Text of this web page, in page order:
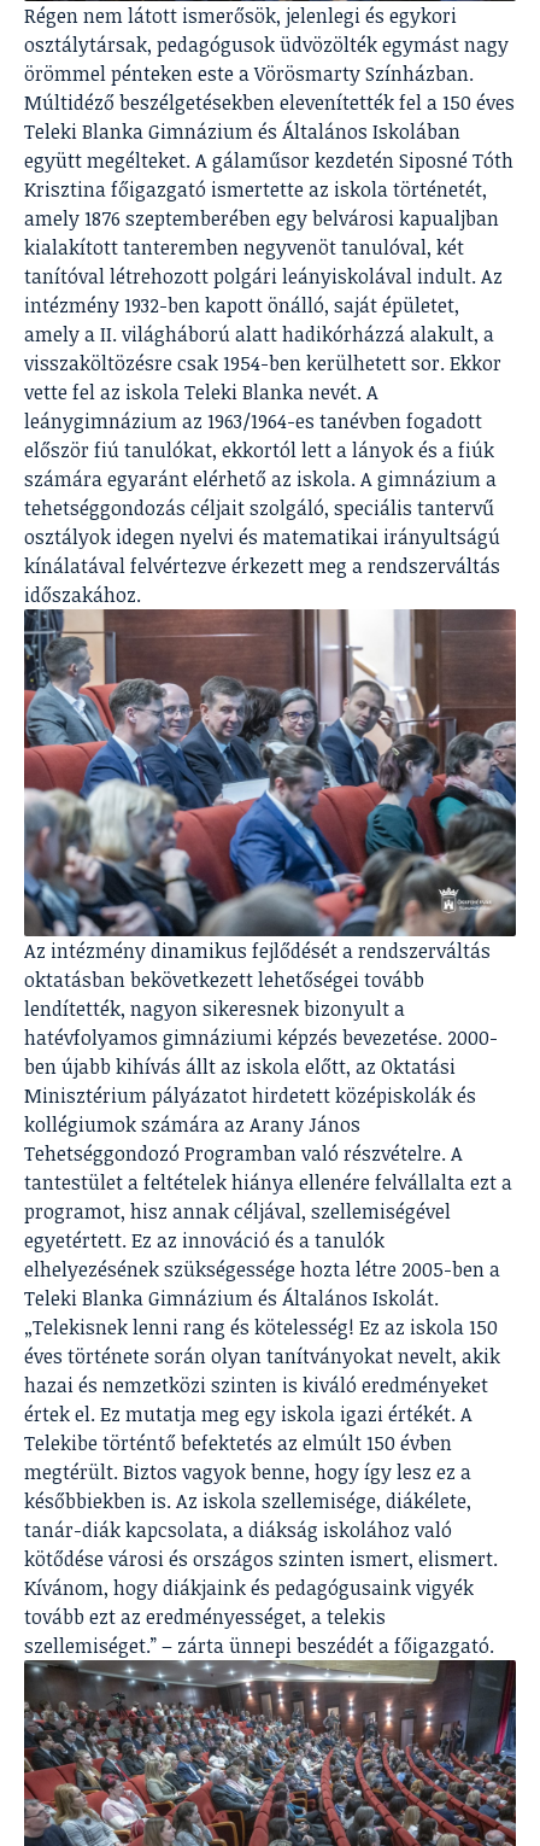
Régen nem látott ismerősök, jelenlegi és egykori
osztálytársak, pedagógusok üdvözölték egymást nagy
örömmel pénteken este a Vörösmarty Színházban.
Múltidéző beszélgetésekben elevenítették fel a 150 éves
Teleki Blanka Gimnázium és Általános Iskolában
együtt megélteket. A gálaműsor kezdetén Siposné Tóth
Krisztina főigazgató ismertette az iskola történetét,
amely 1876 szeptemberében egy belvárosi kapualjban
kialakított tanteremben negyvenöt tanulóval, két
tanítóval létrehozott polgári leányiskolával indult. Az
intézmény 1932-ben kapott önálló, saját épületet,
amely a II. világháború alatt hadikórházzá alakult, a
visszaköltözésre csak 1954-ben kerülhetett sor. Ekkor
vette fel az iskola Teleki Blanka nevét. A
leánygimnázium az 1963/1964-es tanévben fogadott
először fiú tanulókat, ekkortól lett a lányok és a fiúk
számára egyaránt elérhető az iskola. A gimnázium a
tehetséggondozás céljait szolgáló, speciális tantervű
osztályok idegen nyelvi és matematikai irányultságú
kínálatával felvértezve érkezett meg a rendszerváltás
időszakához.
Az intézmény dinamikus fejlődését a rendszerváltás
oktatásban bekövetkezett lehetőségei tovább
lendítették, nagyon sikeresnek bizonyult a
hatévfolyamos gimnáziumi képzés bevezetése. 2000-
ben újabb kihívás állt az iskola előtt, az Oktatási
Minisztérium pályázatot hirdetett középiskolák és
kollégiumok számára az Arany János
Tehetséggondozó Programban való részvételre. A
tantestület a feltételek hiánya ellenére felvállalta ezt a
programot, hisz annak céljával, szellemiségével
egyetértett. Ez az innováció és a tanulók
elhelyezésének szükségessége hozta létre 2005-ben a
Teleki Blanka Gimnázium és Általános Iskolát.
„Telekisnek lenni rang és kötelesség! Ez az iskola 150
éves története során olyan tanítványokat nevelt, akik
hazai és nemzetközi szinten is kiváló eredményeket
értek el. Ez mutatja meg egy iskola igazi értékét. A
Telekibe történtő befektetés az elmúlt 150 évben
megtérült. Biztos vagyok benne, hogy így lesz ez a
későbbiekben is. Az iskola szellemisége, diákélete,
tanár-diák kapcsolata, a diákság iskolához való
kötődése városi és országos szinten ismert, elismert.
Kívánom, hogy diákjaink és pedagógusaink vigyék
tovább ezt az eredményességet, a telekis
szellemiséget.” – zárta ünnepi beszédét a főigazgató.